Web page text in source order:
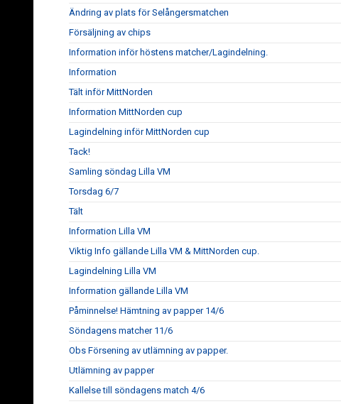
Ändring av plats för Selångersmatchen
Försäljning av chips
Information inför höstens matcher/Lagindelning.
Information
Tält inför MittNorden
Information MittNorden cup
Lagindelning inför MittNorden cup
Tack!
Samling söndag Lilla VM
Torsdag 6/7
Tält
Information Lilla VM
Viktig Info gällande Lilla VM & MittNorden cup.
Lagindelning Lilla VM
Information gällande Lilla VM
Påminnelse! Hämtning av papper 14/6
Söndagens matcher 11/6
Obs Försening av utlämning av papper.
Utlämning av papper
Kallelse till söndagens match 4/6